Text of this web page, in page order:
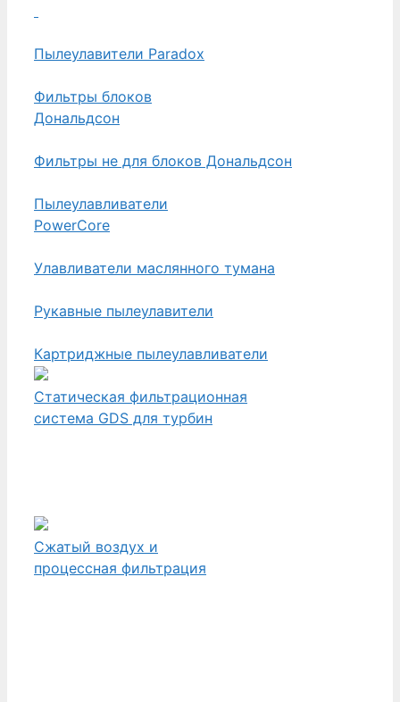
Пылеулавители Paradox
Фильтры блоков
Дональдсон
Фильтры не для блоков Дональдсон
Пылеулавливатели
PowerCore
Улавливатели маслянного тумана
Рукавные пылеулавители
Картриджные пылеулавливатели
Статическая фильтрационная
система GDS для турбин
Сжатый воздух и
процессная фильтрация